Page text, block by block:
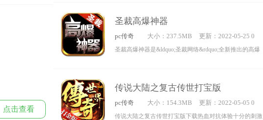
畅玩，全新独特的打金副本随意玩家们挑战，原汁原味端
游品质打金冒险，喜欢就来下载试玩吧。
圣裁高爆神器
pc传奇 大小：237.5MB
更新：2022-05-25 0
9:08:21
圣裁高爆神器是&ldquo;圣裁网络&rdquo;全新推出的高爆
元宝技能书满地乱爆，等着你来探索，喜欢玩新开的高爆
率独家神器传奇新作就选择这款吧。
点击查看
传说大陆之复古传世打宝版
pc传奇 大小：154.3MB
更新：2022-05-05 0
0:56:17
传说大陆之复古传世打宝版下载热血对抗体验十分的刺激